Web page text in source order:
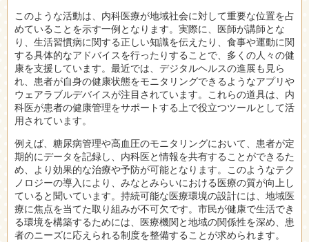
このような活動は、内科医療が地域社会に対して重要な位置を占
めていることを示す一例となります。実際に、医師が講師とな
り、生活習慣病に関する正しい知識を伝えたり、食事や運動に関
する具体的なアドバイスを行ったりすることで、多くの人々の健
康を支援しています。最近では、デジタルヘルスの進展も見ら
れ、患者が自身の健康状態をモニタリングできるようなアプリや
ウェアラブルデバイスが注目されています。これらの道具は、内
科医が患者の健康管理をサポートする上で役立つツールとして活
用されています。
例えば、糖尿病管理や高血圧のモニタリングにおいて、患者が定
期的にデータを記録し、内科医と情報を共有することができるた
め、より効果的な治療や予防が可能となります。このようなテク
ノロジーの導入により、みなとみらいにおける医療の質が向上し
ていると聞いています。持続可能な医療環境の設計には、地域医
療に焦点を当てた取り組みが不可欠です。市民が健康で生活でき
る環境を構築するためには、医療機関と地域の関係性を深め、患
者のニーズに応えられる制度を整備することが求められます。